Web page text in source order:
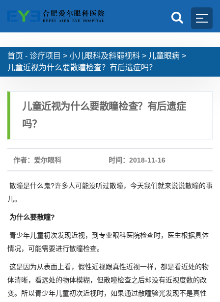
首页 - 诊疗项目 > 小儿眼科及斜弱视科 > 儿童眼病 >
儿童近视为什么要散瞳检查？有后遗症吗？
儿童近视为什么要散瞳检查？有后遗症
吗？
作者：爱尔眼科 时间：2018-11-16
散瞳是什么鬼?许多人可能没听过散瞳，今天我们就来说说散瞳的事
儿。
为什么要散瞳?
青少年儿童初次发现近视，到专业眼科医院检查时，医生根据具体
情况，可能需要进行散瞳检查。
这是因为从表面上看，假性近视跟真性近视一样，都是看近处的物
体清晰，看远处的物体模糊，但散瞳检查之后却没有近视度数的改
变。所以青少年儿童初次近视时，如果通过散瞳验光发现不是真性